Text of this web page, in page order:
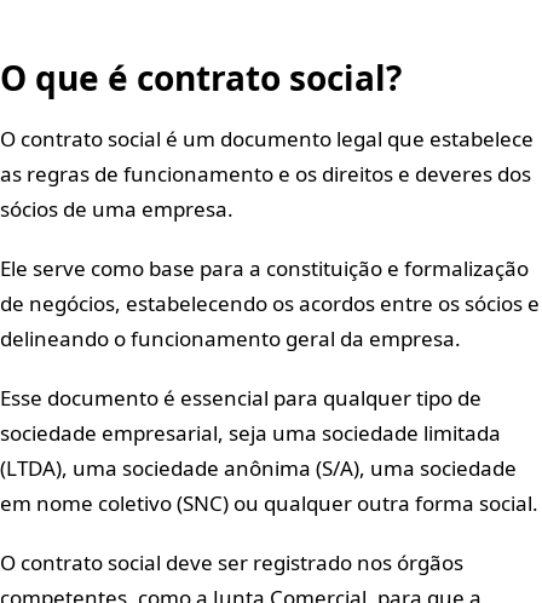
O que é contrato social?
O contrato social é um documento legal que estabelece
as regras de funcionamento e os direitos e deveres dos
sócios de uma empresa.
Ele serve como base para a constituição e formalização
de negócios, estabelecendo os acordos entre os sócios e
delineando o funcionamento geral da empresa.
Esse documento é essencial para qualquer tipo de
sociedade empresarial, seja uma sociedade limitada
(LTDA), uma sociedade anônima (S/A), uma sociedade
em nome coletivo (SNC) ou qualquer outra forma social.
O contrato social deve ser registrado nos órgãos
competentes, como a Junta Comercial, para que a